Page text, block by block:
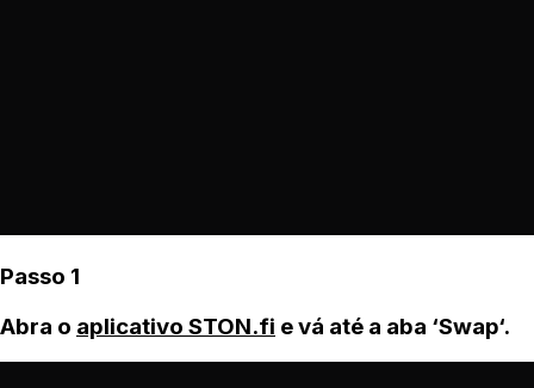
Passo 1
Abra o aplicativo STON.fi e vá até a aba ‘Swap‘.